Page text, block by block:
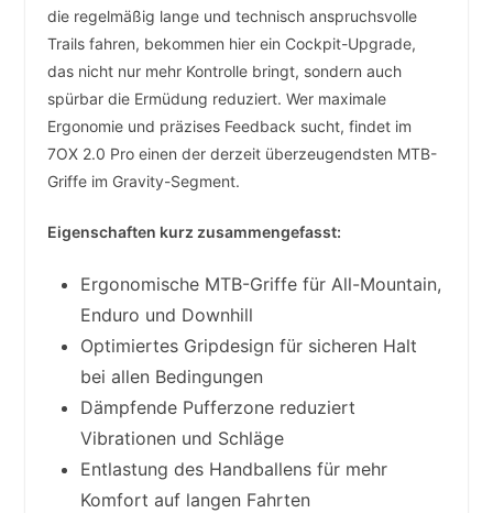
die regelmäßig lange und technisch anspruchsvolle
Trails fahren, bekommen hier ein Cockpit-Upgrade,
das nicht nur mehr Kontrolle bringt, sondern auch
spürbar die Ermüdung reduziert. Wer maximale
Ergonomie und präzises Feedback sucht, findet im
7OX 2.0 Pro einen der derzeit überzeugendsten MTB-
Griffe im Gravity-Segment.
Eigenschaften kurz zusammengefasst:
Ergonomische MTB-Griffe für All-Mountain,
Enduro und Downhill
Optimiertes Gripdesign für sicheren Halt
bei allen Bedingungen
Dämpfende Pufferzone reduziert
Vibrationen und Schläge
Entlastung des Handballens für mehr
Komfort auf langen Fahrten